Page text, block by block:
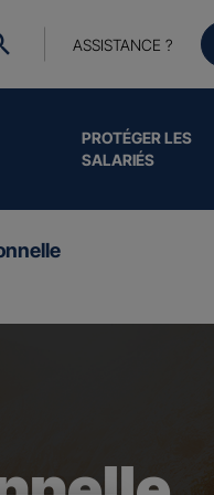
PROTÉGER LES
SALARIÉS
ASSISTANCE ?